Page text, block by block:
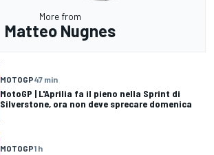
More from
Matteo Nugnes
MOTOGP47 min
MotoGP | L'Aprilia fa il pieno nella Sprint di
Silverstone, ora non deve sprecare domenica
MOTOGP1 h